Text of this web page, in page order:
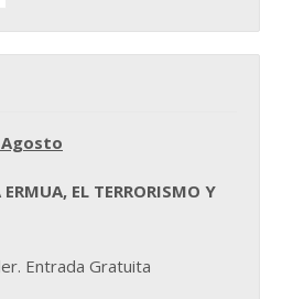
Agosto
ERMUA, EL TERRORISMO Y
Entrada Gratuita